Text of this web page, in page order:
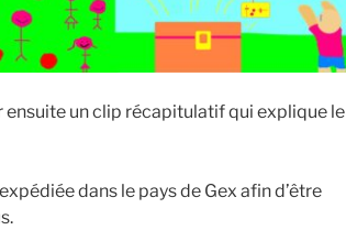
un clip récapitulatif qui explique le
dans le pays de Gex afin d’être